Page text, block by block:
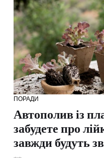
ПОРАДИ
Автополив із
забудете про
завжди будуть